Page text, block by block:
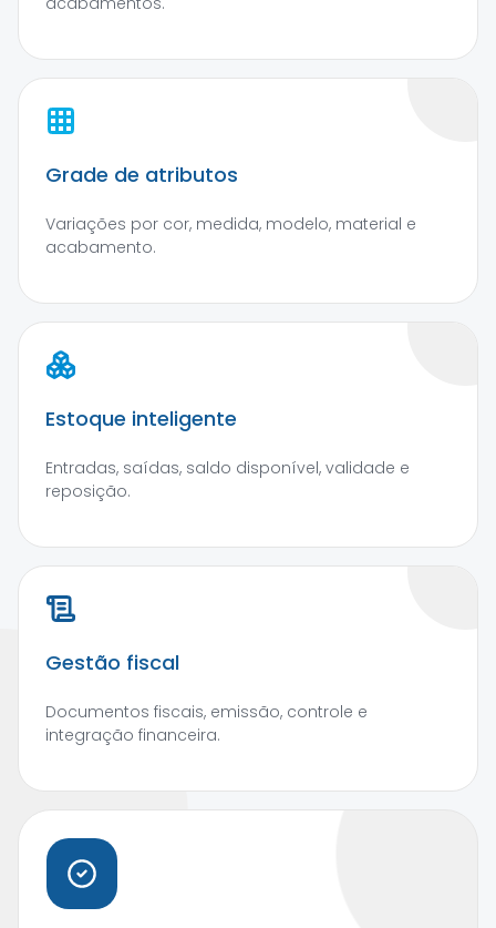
Grade de atributos
Variações por cor, medida, modelo, material e
acabamento.
Estoque inteligente
Entradas, saídas, saldo disponível, validade e
reposição.
Gestão fiscal
Documentos fiscais, emissão, controle e
integração financeira.